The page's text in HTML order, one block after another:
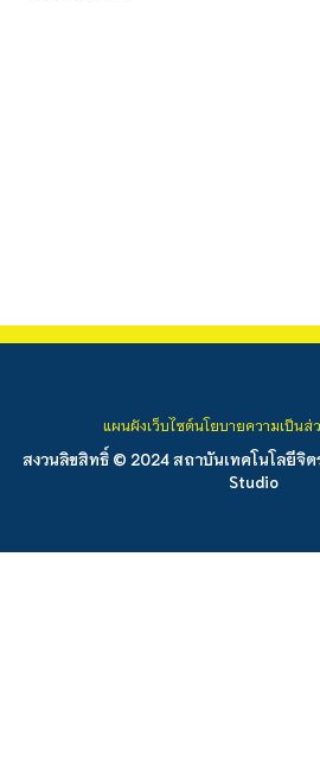
สงวนลิขสิทธิ์ © 2024 สถาบันเทคโนโลยีจิต
Studio
แผนผังเว็บไซต์นโยบายความเป็นส่